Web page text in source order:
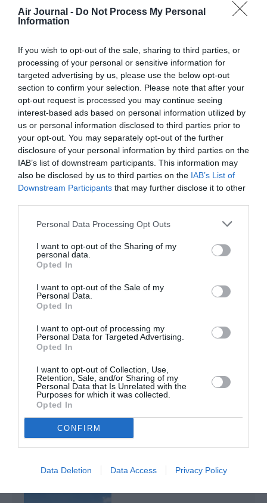
Air Journal - Do Not Process My Personal
Information
If you wish to opt-out of the sale, sharing to third parties, or
processing of your personal or sensitive information for
targeted advertising by us, please use the below opt-out
section to confirm your selection. Please note that after your
opt-out request is processed you may continue seeing
interest-based ads based on personal information utilized by
us or personal information disclosed to third parties prior to
your opt-out. You may separately opt-out of the further
disclosure of your personal information by third parties on the
IAB’s list of downstream participants. This information may
also be disclosed by us to third parties on the IAB’s List of
Downstream Participants that may further disclose it to other
Personal Data Processing Opt Outs
I want to opt-out of the Sharing of my
personal data.
Opted In
I want to opt-out of the Sale of my
Personal Data.
Opted In
I want to opt-out of processing my
Personal Data for Targeted Advertising.
Opted In
I want to opt-out of Collection, Use,
Retention, Sale, and/or Sharing of my
Personal Data that Is Unrelated with the
Purposes for which it was collected.
Opted In
CONFIRM
Data Deletion Data Access Privacy Policy
Soutenez Air Journal participezà son
DERNIERS COMMENTAIRES
SWISS : la rentabilité relance le débat sur son
autonomie au sein de Lufthansa Group
NDRa commenté l'article :
Le ciel n’a jamais été aussi chargé : record de 153 359
vols commerciaux le 23 juillet 2026
RÉUNION : LA LIGNE